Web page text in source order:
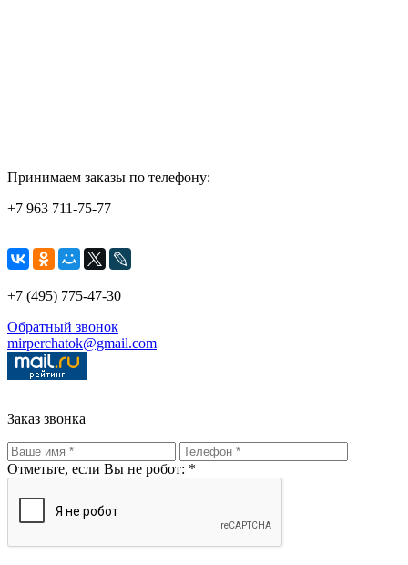
Принимаем заказы по телефону:
+7 963 711-75-77
+7 (495) 775-47-30
Обратный звонок
mirperchatok@gmail.com
Заказ звонка
Отметьте, если Вы не робот: *